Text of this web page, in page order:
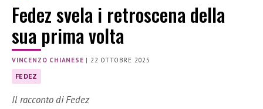
Fedez svela i retroscena della
sua prima volta
VINCENZO CHIANESE |22 OTTOBRE 2025
FEDEZ
Il racconto di Fedez